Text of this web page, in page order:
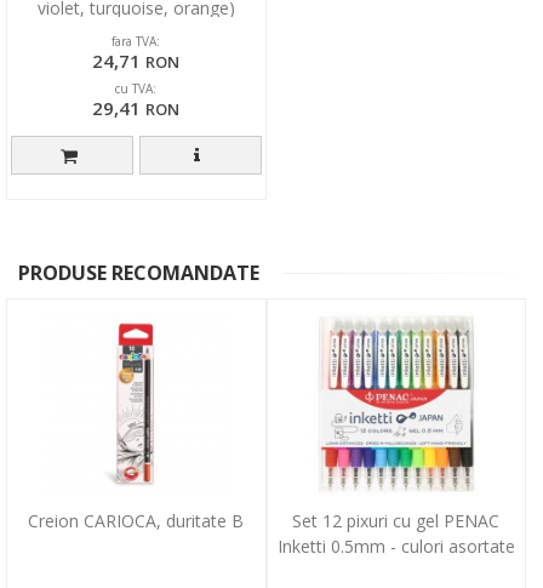
violet, turquoise, orange)
fara TVA:
24,71 RON
cu TVA:
29,41 RON
PRODUSE RECOMANDATE
Creion CARIOCA, duritate B
Set 12 pixuri cu gel PENAC
Inketti 0.5mm - culori asortate